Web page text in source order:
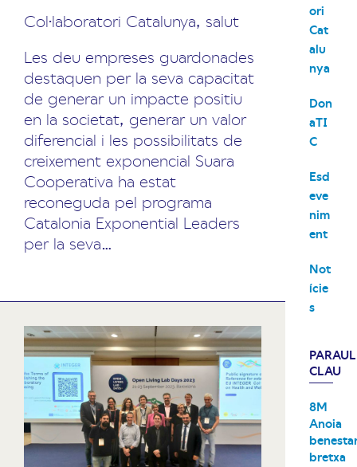
Col·laboratori Catalunya, salut
Les deu empreses guardonades
destaquen per la seva capacitat
de generar un impacte positiu
en la societat, generar un valor
diferencial i les possibilitats de
creixement exponencial Suara
Cooperativa ha estat
reconeguda pel programa
Catalonia Exponential Leaders
per la seva…
ori
Cat
alu
nya
Don
aTI
C
Esd
eve
nim
ent
Not
ície
s
CLAU
8M
Anoia
bretxa